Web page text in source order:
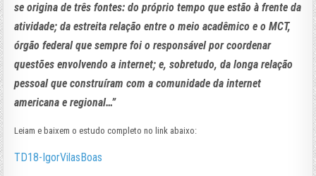
se origina de três fontes: do próprio tempo que estão à frente da
atividade; da estreita relação entre o meio acadêmico e o MCT,
órgão federal que sempre foi o responsável por coordenar
questões envolvendo a internet; e, sobretudo, da longa relação
pessoal que construíram com a comunidade da internet
americana e regional…”
Leiam e baixem o estudo completo no link abaixo:
TD18-IgorVilasBoas